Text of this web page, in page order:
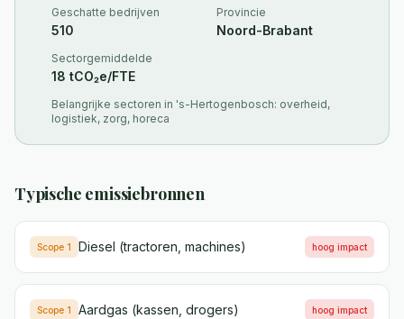
Geschatte bedrijven
510
Provincie
Noord-Brabant
Sectorgemiddelde
18 tCO₂e/FTE
Belangrijke sectoren in 's-Hertogenbosch: overheid,
logistiek, zorg, horeca
Typische emissiebronnen
Scope 1 Diesel (tractoren, machines) hoog impact
Scope 1 Aardgas (kassen, drogers) hoog impact